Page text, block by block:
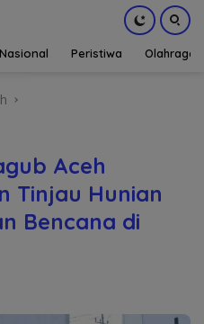
Nasional Peristiwa Olahraga
Aceh
Tinjau Hunian
Bencana di